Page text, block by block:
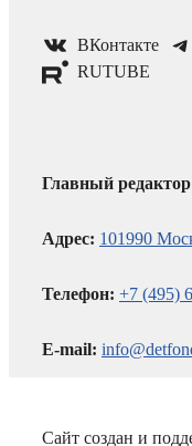
ВКонтакте
RUTUBE
Главный
Адрес: 101990
Телефон: +7 (495)
E-mail:
Сайт создан и